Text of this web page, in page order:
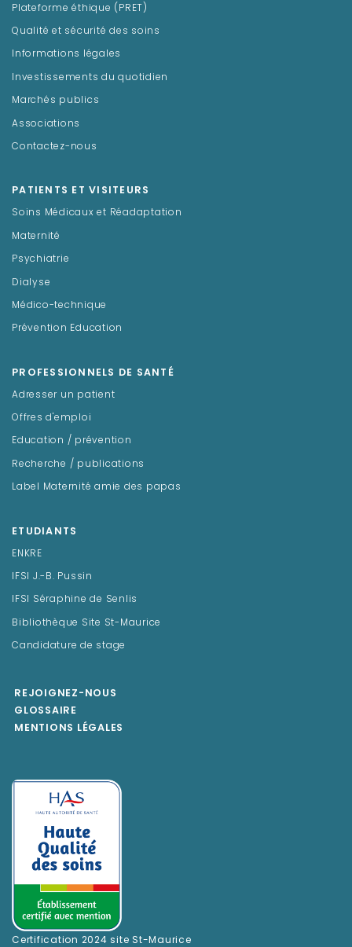
Plateforme éthique (PRET)
Qualité et sécurité des soins
Informations légales
Investissements du quotidien
Marchés publics
Associations
Contactez-nous
PATIENTS ET VISITEURS
Soins Médicaux et Réadaptation
Maternité
Psychiatrie
Dialyse
Médico-technique
Prévention Education
PROFESSIONNELS DE SANTÉ
Adresser un patient
Offres d'emploi
Education / prévention
Recherche / publications
Label Maternité amie des papas
ETUDIANTS
ENKRE
IFSI J.-B. Pussin
IFSI Séraphine de Senlis
Bibliothèque Site St-Maurice
Candidature de stage
REJOIGNEZ-NOUS
GLOSSAIRE
MENTIONS LÉGALES
Certification 2024 site St-Maurice